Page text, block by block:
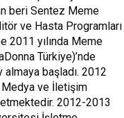
beri Sentez Meme
ve Hasta Programları
2011 yılında Meme
Türkiye)’nde
almaya başladı. 2012
Medya ve İletişim
2012-2013